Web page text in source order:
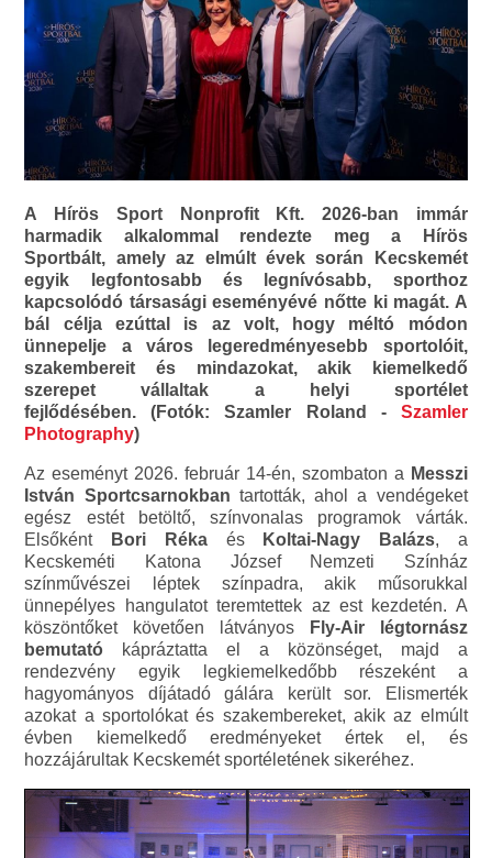
A Hírös Sport Nonprofit Kft. 2026-ban immár
harmadik alkalommal rendezte meg a Hírös
Sportbált, amely az elmúlt évek során Kecskemét
egyik legfontosabb és legnívósabb, sporthoz
kapcsolódó társasági eseményévé nőtte ki magát. A
bál célja ezúttal is az volt, hogy méltó módon
ünnepelje a város legeredményesebb sportolóit,
szakembereit és mindazokat, akik kiemelkedő
szerepet vállaltak a helyi sportélet
fejlődésében. (Fotók: Szamler Roland - Szamler
Photography)
Az eseményt 2026. február 14-én, szombaton a Messzi
István Sportcsarnokban tartották, ahol a vendégeket
egész estét betöltő, színvonalas programok várták.
Elsőként
Bori Rékaés Koltai-Nagy Balázs, a
Kecskeméti Katona József Nemzeti Színház
színművészei léptek színpadra, akik műsorukkal
ünnepélyes hangulatot teremtettek az est kezdetén. A
köszöntőket követően látványos
Fly-Air légtornász
bemutató kápráztatta el a közönséget, majd a
rendezvény egyik legkiemelkedőbb részeként a
hagyományos díjátadó gálára került sor. Elismerték
azokat a sportolókat és szakembereket, akik az elmúlt
évben kiemelkedő eredményeket értek el, és
hozzájárultak Kecskemét sportéletének sikeréhez.